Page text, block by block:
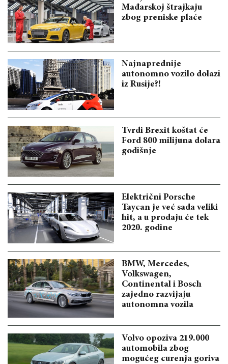
Mađarskoj štrajkaju
zbog preniske plaće
Najnaprednije
autonomno vozilo dolazi
iz Rusije?!
Tvrdi Brexit koštat će
Ford 800 milijuna dolara
godišnje
Električni Porsche
Taycan je već sada veliki
hit, a u prodaju će tek
2020. godine
BMW, Mercedes,
Volkswagen,
Continental i Bosch
zajedno razvijaju
autonomna vozila
Volvo opoziva 219.000
automobila zbog
mogućeg curenja goriva